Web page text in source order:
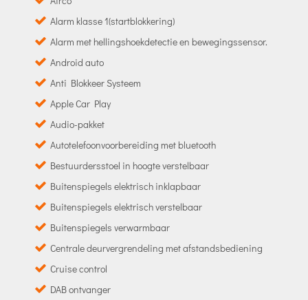
Alarm klasse 1(startblokkering)
Alarm met hellingshoekdetectie en bewegingssensor.
Android auto
Anti Blokkeer Systeem
Apple Car Play
Audio-pakket
Autotelefoonvoorbereiding met bluetooth
Bestuurdersstoel in hoogte verstelbaar
Buitenspiegels elektrisch inklapbaar
Buitenspiegels elektrisch verstelbaar
Buitenspiegels verwarmbaar
Centrale deurvergrendeling met afstandsbediening
Cruise control
DAB ontvanger